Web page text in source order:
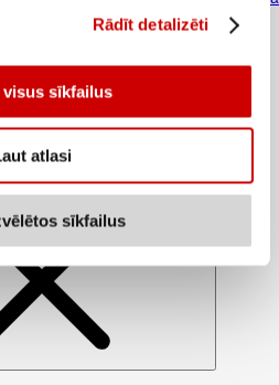
Rādīt detalizēti
sīkfailus
atlasi
sīkfailus
Hydra Bomb līdzsvarojoša